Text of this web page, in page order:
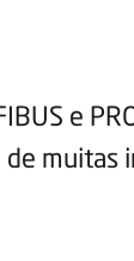
e
muitas